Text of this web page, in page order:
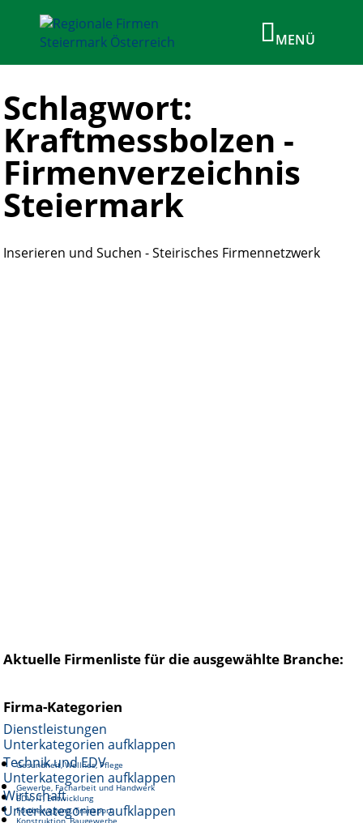
Schlagwort:
Kraftmessbolzen -
Firmenverzeichnis
Steiermark
Inserieren und Suchen - Steirisches Firmennetzwerk
Aktuelle Firmenliste für die ausgewählte Branche:
Firma-Kategorien
Dienstleistungen
Unterkategorien aufklappen
Gesundheit, Wellnes, Pflege
Gewerbe, Facharbeit und Handwerk
Fortbewegung, Transport
Technik und EDV
Unterkategorien aufklappen
EDV, IT, Entwicklung
Konstruktion, Baugewerbe
Wirtschaft
Unterkategorien aufklappen